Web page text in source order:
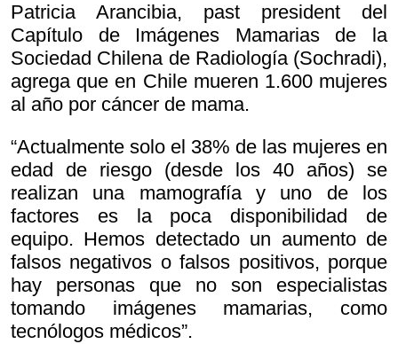
Patricia Arancibia, past president del
Capítulo de Imágenes Mamarias de la
Sociedad Chilena de Radiología (Sochradi),
agrega que en Chile mueren 1.600 mujeres
al año por cáncer de mama.
“Actualmente solo el 38% de las mujeres en
edad de riesgo (desde los 40 años) se
realizan una mamografía y uno de los
factores es la poca disponibilidad de
equipo. Hemos detectado un aumento de
falsos negativos o falsos positivos, porque
hay personas que no son especialistas
tomando imágenes mamarias, como
tecnólogos médicos”.